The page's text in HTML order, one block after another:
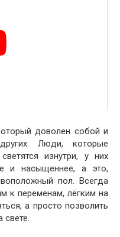
доволен собой и
Люди, которые
изнутри, у них
и насыщеннее, а это,
пол. Всегда
к переменам, лёгким на
а просто позволить